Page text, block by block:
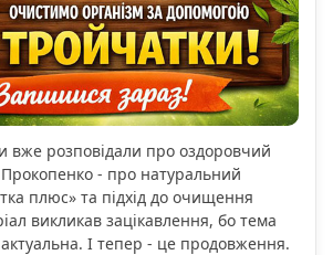
вже розповідали про оздоровчий
Прокопенко - про натуральний
плюс» та підхід до очищення
викликав зацікавлення, бо тема
І тепер - це продовження.